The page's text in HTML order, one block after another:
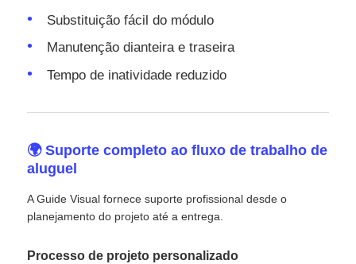
Substituição fácil do módulo
Manutenção dianteira e traseira
Tempo de inatividade reduzido
🌍 Suporte completo ao fluxo de trabalho de
aluguel
A Guide Visual fornece suporte profissional desde o
planejamento do projeto até a entrega.
Processo de projeto personalizado